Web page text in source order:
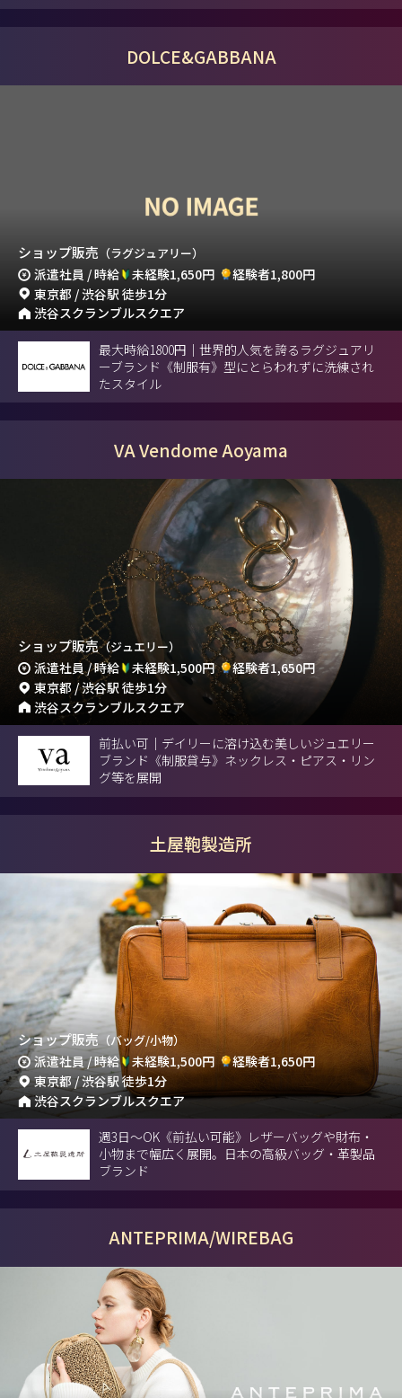
DOLCE&GABBANA
ショップ販売 （ラグジュアリー）
派遣社員 / 時給 未経験1,650円
経験者1,800円
東京都 / 渋谷駅 徒歩1分
渋谷スクランブルスクエア
最大時給1800円｜世界的人気を誇るラグジュアリ
ーブランド《制服有》型にとらわれずに洗練され
たスタイル
VA Vendome Aoyama
ショップ販売（ジュエリー）
派遣社員 / 時給 未経験1,500円
経験者1,650円
東京都 / 渋谷駅 徒歩1分
渋谷スクランブルスクエア
前払い可｜デイリーに溶け込む美しいジュエリー
ブランド《制服貸与》ネックレス・ピアス・リン
グ等を展開
土屋鞄製造所
ショップ販売（バッグ/小物）
派遣社員 / 時給 未経験1,500円
経験者1,650円
東京都 / 渋谷駅 徒歩1分
渋谷スクランブルスクエア
週3日〜OK《前払い可能》レザーバッグや財布・
小物まで幅広く展開。日本の高級バッグ・革製品
ブランド
ANTEPRIMA/WIREBAG